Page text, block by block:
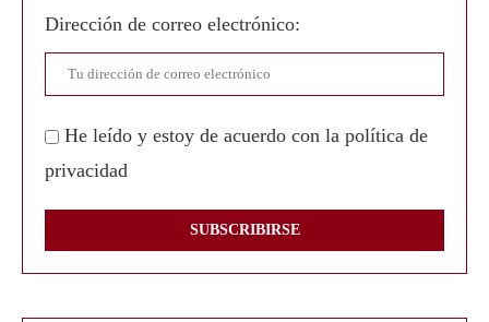
Dirección de correo electrónico:
He leído y estoy de acuerdo con la política de
privacidad